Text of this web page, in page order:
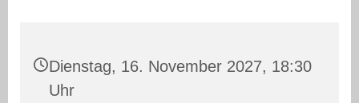
Dienstag, 16. November 2027, 18:30
Uhr